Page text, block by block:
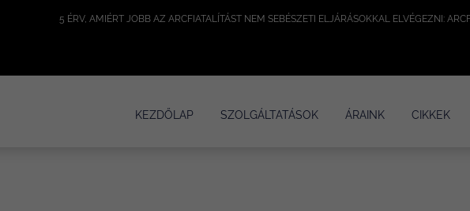
KEZDŐLAP SZOLGÁLTATÁSOK ÁRAINK CIKKEK